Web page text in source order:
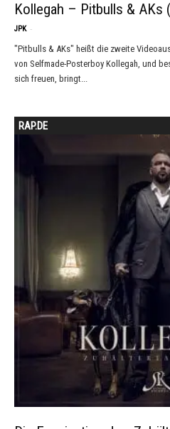
Kollegah – Pitbulls & AKs
JPK -
"Pitbulls & AKs" heißt die zweite
von Selfmade-Posterboy Kollegah, und
sich freuen, bringt...
RAP.DE